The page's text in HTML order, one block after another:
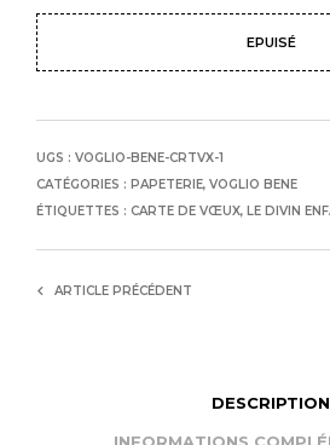
EPUISÉ
UGS : VOGLIO-BENE-CRTVX-1
CATÉGORIES : PAPETERIE, VOGLIO BENE
ÉTIQUETTES : CARTE DE VŒUX, LE DIVIN
ARTICLE PRÉCÉDENT
DESCRIPTION
INFORMATIONS